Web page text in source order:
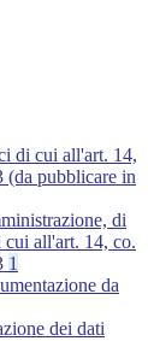
di cui all'art. 14,
(da pubblicare in
di
all'art. 14, co.
1
da
dei dati